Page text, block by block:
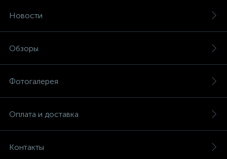
Новости
Обзоры
Фотогалерея
Оплата и доставка
Контакты